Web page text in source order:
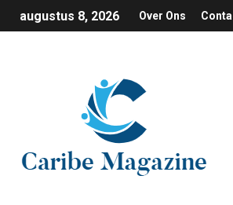
augustus 8, 2026 Over Ons